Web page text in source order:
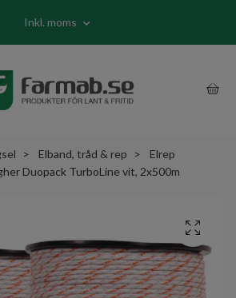
Inkl. moms
Elband, tråd & rep
Elrep
Duopack TurboLine vit, 2x500m